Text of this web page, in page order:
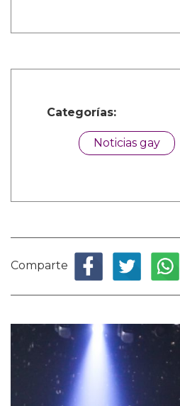
Categorías:
Noticias gay
Comparte